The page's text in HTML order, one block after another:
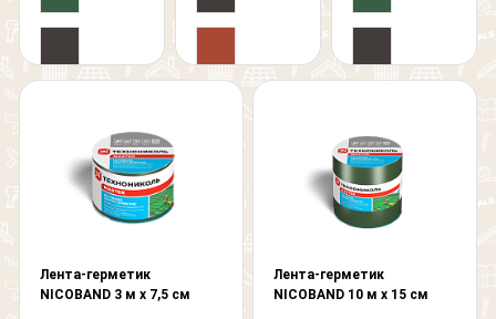
Лента-герметик
NICOBAND 3 м х 7,5 см
Лента-герметик
NICOBAND 10 м х 15 см